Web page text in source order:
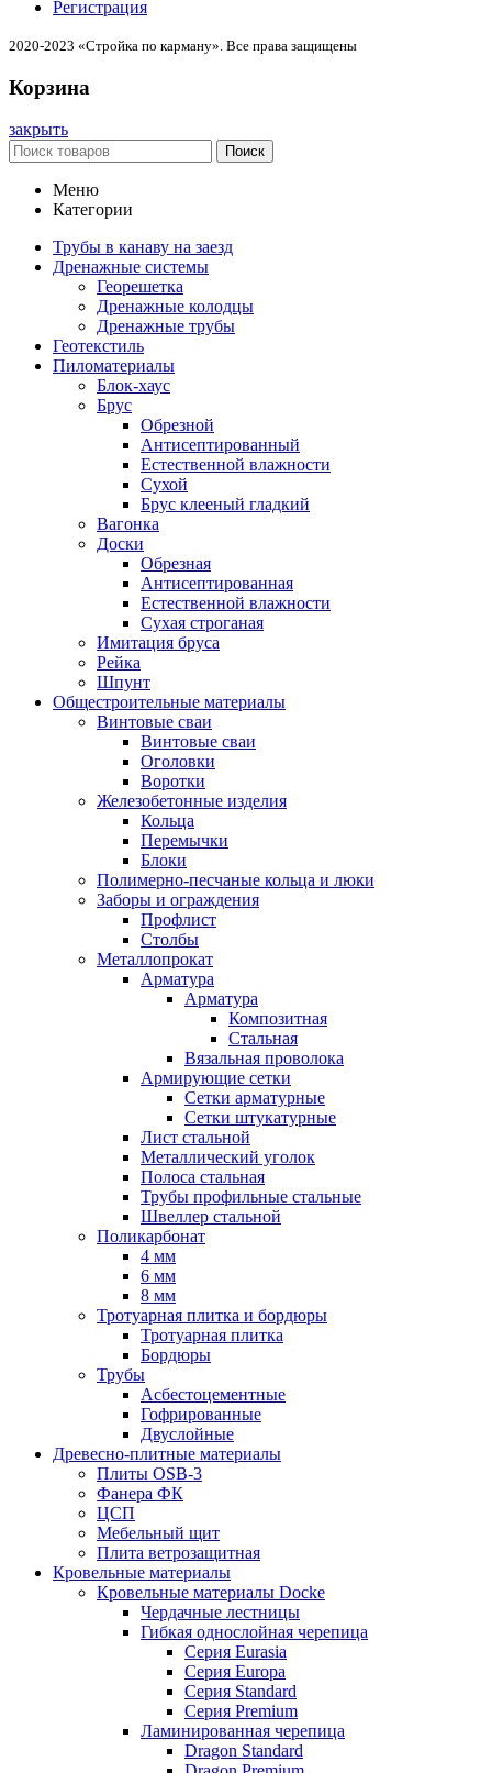
Регистрация
2020-2023 «Стройка по карману». Все права защищены
Корзина
закрыть
Поиск
Меню
Категории
Трубы в канаву на заезд
Дренажные системы
Георешетка
Дренажные колодцы
Дренажные трубы
Геотекстиль
Пиломатериалы
Блок-хаус
Брус
Обрезной
Антисептированный
Естественной влажности
Сухой
Брус клееный гладкий
Вагонка
Доски
Обрезная
Антисептированная
Естественной влажности
Сухая строганая
Имитация бруса
Рейка
Шпунт
Общестроительные материалы
Винтовые сваи
Винтовые сваи
Оголовки
Воротки
Железобетонные изделия
Кольца
Перемычки
Блоки
Полимерно-песчаные кольца и люки
Заборы и ограждения
Профлист
Столбы
Металлопрокат
Арматура
Арматура
Композитная
Стальная
Вязальная проволока
Армирующие сетки
Сетки арматурные
Сетки штукатурные
Лист стальной
Металлический уголок
Полоса стальная
Трубы профильные стальные
Швеллер стальной
Поликарбонат
4 мм
6 мм
8 мм
Тротуарная плитка и бордюры
Тротуарная плитка
Бордюры
Трубы
Асбестоцементные
Гофрированные
Двуслойные
Древесно-плитные материалы
Плиты OSB-3
Фанера ФК
ЦСП
Мебельный щит
Плита ветрозащитная
Кровельные материалы
Кровельные материалы Docke
Чердачные лестницы
Гибкая однослойная черепица
Серия Eurasia
Серия Europa
Серия Standard
Серия Premium
Ламинированная черепица
Dragon Standard